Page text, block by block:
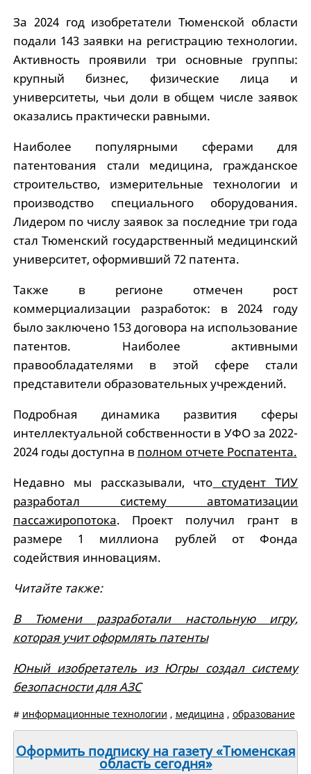
За 2024 год изобретатели Тюменской области
подали 143 заявки на регистрацию технологии.
Активность проявили три основные группы:
крупный бизнес, физические лица и
университеты, чьи доли в общем числе заявок
оказались практически равными.
Наиболее популярными сферами для
патентования стали медицина, гражданское
строительство, измерительные технологии и
производство специального оборудования.
Лидером по числу заявок за последние три года
стал Тюменский государственный медицинский
университет, оформивший 72 патента.
Также в регионе отмечен рост
коммерциализации разработок: в 2024 году
было заключено 153 договора на использование
патентов. Наиболее активными
правообладателями в этой сфере стали
представители образовательных учреждений.
Подробная динамика развития сферы
интеллектуальной собственности в УФО за 2022-
2024 годы доступна в полном отчете Роспатента.
Недавно мы рассказывали, что студент ТИУ
разработал систему автоматизации
пассажиропотока. Проект получил грант в
размере 1 миллиона рублей от Фонда
содействия инновациям.
Читайте также:
В Тюмени разработали настольную игру,
которая учит оформлять патенты
Юный изобретатель из Югры создал систему
безопасности для АЗС
# информационные технологии , медицина , образование
Оформить подписку на газету «Тюменская
область сегодня»